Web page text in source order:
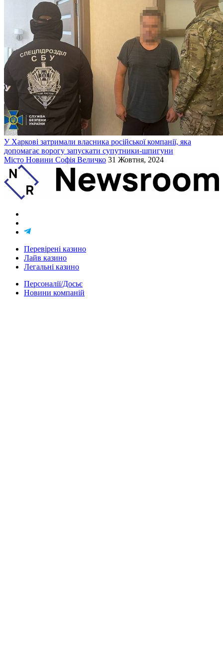
У Харкові затримали власника російської компанії, яка
допомагає ворогу запускати супутники-шпигуни
Місто Новини Софія Величко 31 Жовтня, 2024
Перевірені казино
Лайв казино
Легальні казино
Персоналії/Досьє
Новини компаній